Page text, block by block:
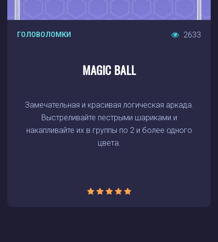
ГОЛОВОЛОМКИ 2633
MAGIC BALL
Замечательная и красивая логическая аркада.
Выстреливайте пестрыми шариками и
накапливайте их в группы по 2 и более одного
цвета.